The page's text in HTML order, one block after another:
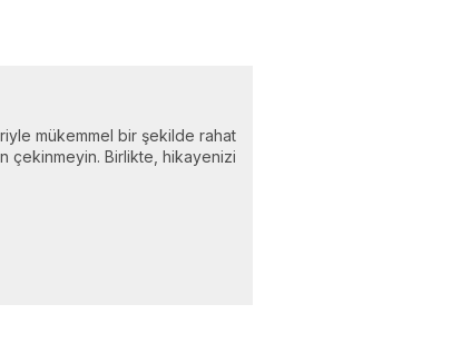
mükemmel bir şekilde rahat
çekinmeyin. Birlikte, hikayenizi